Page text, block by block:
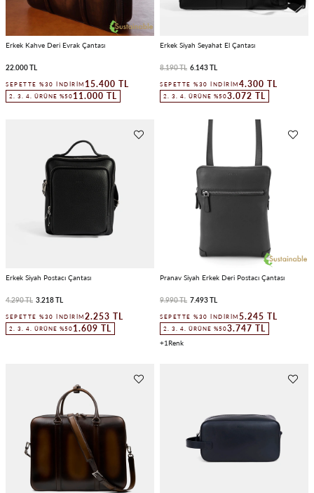
Erkek Kahve Deri Evrak Çantası
22.000 TL
SEPETTE %30 İNDIRIM 15.400 TL
2. 3. 4. ÜRÜNE %50 11.000 TL
Erkek Siyah Seyahat El Çantası
6.143 TL
8.190 TL
SEPETTE %30 İNDIRIM 4.300 TL
2. 3. 4. ÜRÜNE %503.072 TL
Erkek Siyah Postacı Çantası
3.218 TL
4.290 TL
SEPETTE %30 İNDIRIM 2.253 TL
2. 3. 4. ÜRÜNE %50 1.609 TL
Pranav Siyah Erkek Deri Postacı Çantası
7.493 TL
9.990 TL
SEPETTE %30 İNDIRIM 5.245 TL
2. 3. 4. ÜRÜNE %503.747 TL
1